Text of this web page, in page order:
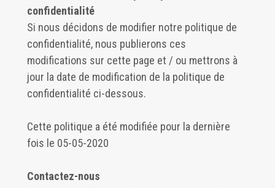
confidentialité
Si nous décidons de modifier notre politique de
confidentialité, nous publierons ces
modifications sur cette page et / ou mettrons à
jour la date de modification de la politique de
confidentialité ci-dessous.
Cette politique a été modifiée pour la dernière
fois le 05-05-2020
Contactez-nous